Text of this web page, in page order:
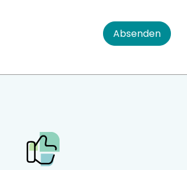
Absenden